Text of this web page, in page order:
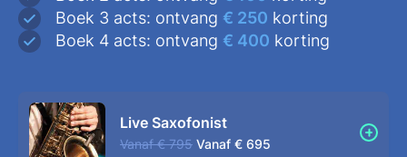
Boek 3 acts: ontvang € 250 korting
Boek 4 acts: ontvang € 400 korting
Live Saxofonist
Vanaf € 795 Vanaf € 695